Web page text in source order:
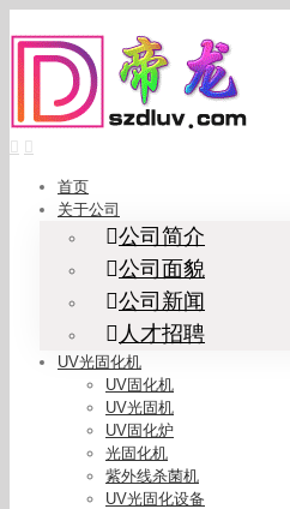
to
content
首页
关于公司
公司简介
公司面貌
公司新闻
人才招聘
UV光固化机
UV固化机
UV光固机
UV固化炉
光固化机
紫外线杀菌机
UV光固化设备